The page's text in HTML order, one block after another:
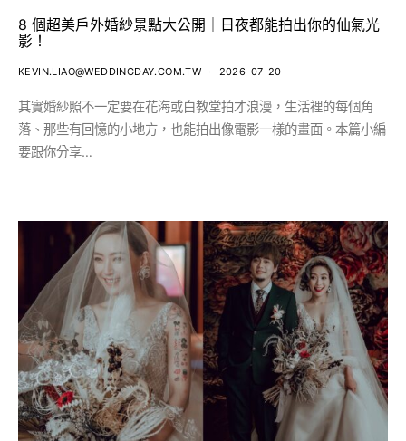
8 個超美戶外婚紗景點大公開｜日夜都能拍出你的仙氣光
影！
KEVIN.LIAO@WEDDINGDAY.COM.TW 2026-07-20
其實婚紗照不一定要在花海或白教堂拍才浪漫，生活裡的每個角
落、那些有回憶的小地方，也能拍出像電影一樣的畫面。本篇小編
要跟你分享…